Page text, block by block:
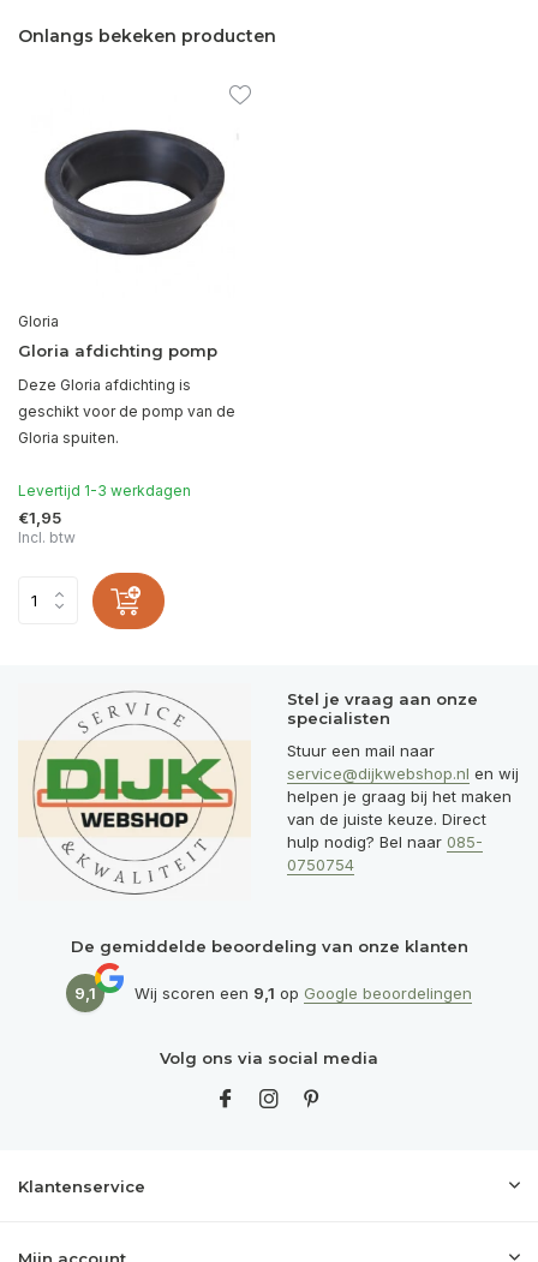
Onlangs bekeken producten
Gloria
Gloria afdichting pomp
Deze Gloria afdichting is
geschikt voor de pomp van de
Gloria spuiten.
Levertijd 1-3 werkdagen
€1,95
Incl. btw
Stel je vraag aan onze
specialisten
Stuur een mail naar
service@dijkwebshop.nl en wij
helpen je graag bij het maken
van de juiste keuze. Direct
hulp nodig? Bel naar 085-
0750754
De gemiddelde beoordeling van onze klanten
9,1 Wij scoren een 9,1 op Google beoordelingen
Volg ons via social media
Klantenservice